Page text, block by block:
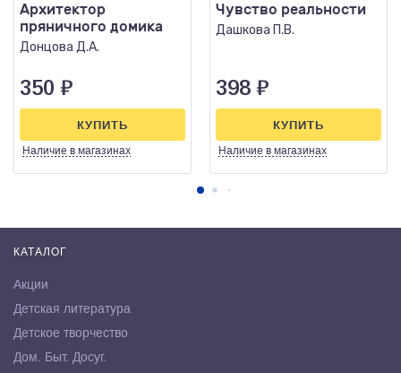
Архитектор
пряничного домика
Донцова Д.А.
350 ₽
Наличие в магазинах
КУПИТЬ
Чувство реальности
Дашкова П.В.
398 ₽
Наличие в магазинах
КУПИТЬ
КАТАЛОГ
Акции
Детская литература
Детское творчество
Дом. Быт. Досуг.